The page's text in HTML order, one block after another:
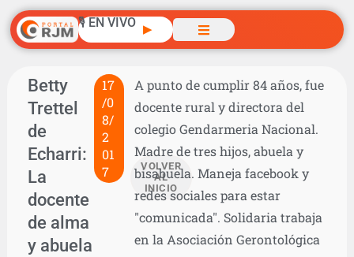
🎙️ EN VIVO ▶
Betty
Trettel
de
Echarri:
La
docente
de alma
y abuela
17
/0
8/
2
01
7
VOLVER
AL
INICIO
A punto de cumplir 84 años, fue
docente rural y directora del
colegio Gendarmeria Nacional.
Madre de tres hijos, abuela y
bisabuela. Maneja facebook y
redes sociales para estar
"comunicada". Solidaria trabaja
en la Asociación Gerontológica